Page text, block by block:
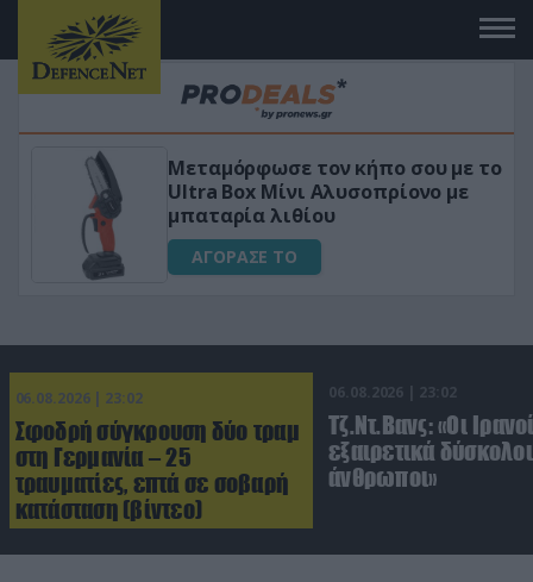
«Μαγική» φόρμουλα τριβόλι +
για αύξηση της λίμπιντο
ΑΓΟΡΑΣΕ ΤΟ
06.08.2026 | 23:02
Σφοδρή σύγκρουση δύο τραμ
στη Γερμανία – 25
τραυματίες, επτά σε σοβαρή
κατάσταση (βίντεο)
06.08.2026 | 23:02
Τζ.Ντ.Βανς: «Οι
εξαιρετικά δύσκολοι
άνθρωποι»